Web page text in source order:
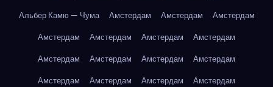
Альбер Камю — Чума
Амстердам Амстердам
Амстердам
Амстердам
Амстердам Амстердам
Амстердам
Амстердам
Амстердам Амстердам
Амстердам
Амстердам
Амстердам Амстердам
Амстердам